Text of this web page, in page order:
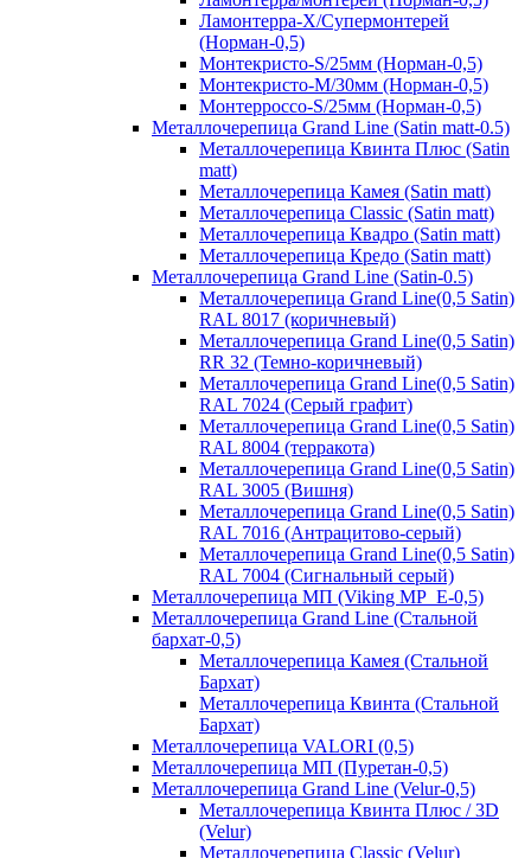
Ламонтерра-Х/Супермонтерей
(Норман-0,5)
Монтекристо-S/25мм (Норман-0,5)
Монтекристо-M/30мм (Норман-0,5)
Монтерроссо-S/25мм (Норман-0,5)
Металлочерепица Grand Line (Satin matt-0.5)
Металлочерепица Квинта Плюс (Satin
matt)
Металлочерепица Камея (Satin matt)
Металлочерепица Classic (Satin matt)
Металлочерепица Квадро (Satin matt)
Металлочерепица Кредо (Satin matt)
Металлочерепица Grand Line (Satin-0.5)
Металлочерепица Grand Line(0,5 Satin)
RAL 8017 (коричневый)
Металлочерепица Grand Line(0,5 Satin)
RR 32 (Темно-коричневый)
Металлочерепица Grand Line(0,5 Satin)
RAL 7024 (Серый графит)
Металлочерепица Grand Line(0,5 Satin)
RAL 8004 (терракота)
Металлочерепица Grand Line(0,5 Satin)
RAL 3005 (Вишня)
Металлочерепица Grand Line(0,5 Satin)
RAL 7016 (Антрацитово-серый)
Металлочерепица Grand Line(0,5 Satin)
RAL 7004 (Сигнальный серый)
Металлочерепица МП (Viking MP_E-0,5)
Металлочерепица Grand Line (Стальной
бархат-0,5)
Металлочерепица Камея (Стальной
Бархат)
Металлочерепица Квинта (Стальной
Бархат)
Металлочерепица VALORI (0,5)
Металлочерепица МП (Пуретан-0,5)
Металлочерепица Grand Line (Velur-0,5)
Металлочерепица Квинта Плюс / 3D
(Velur)
Металлочерепица Classic (Velur)